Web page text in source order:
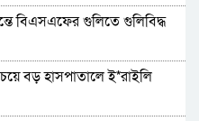
বিএসএফের গুলিতে গুলিবিদ্ধ
বড় হাসপাতালে ই*রাইলি